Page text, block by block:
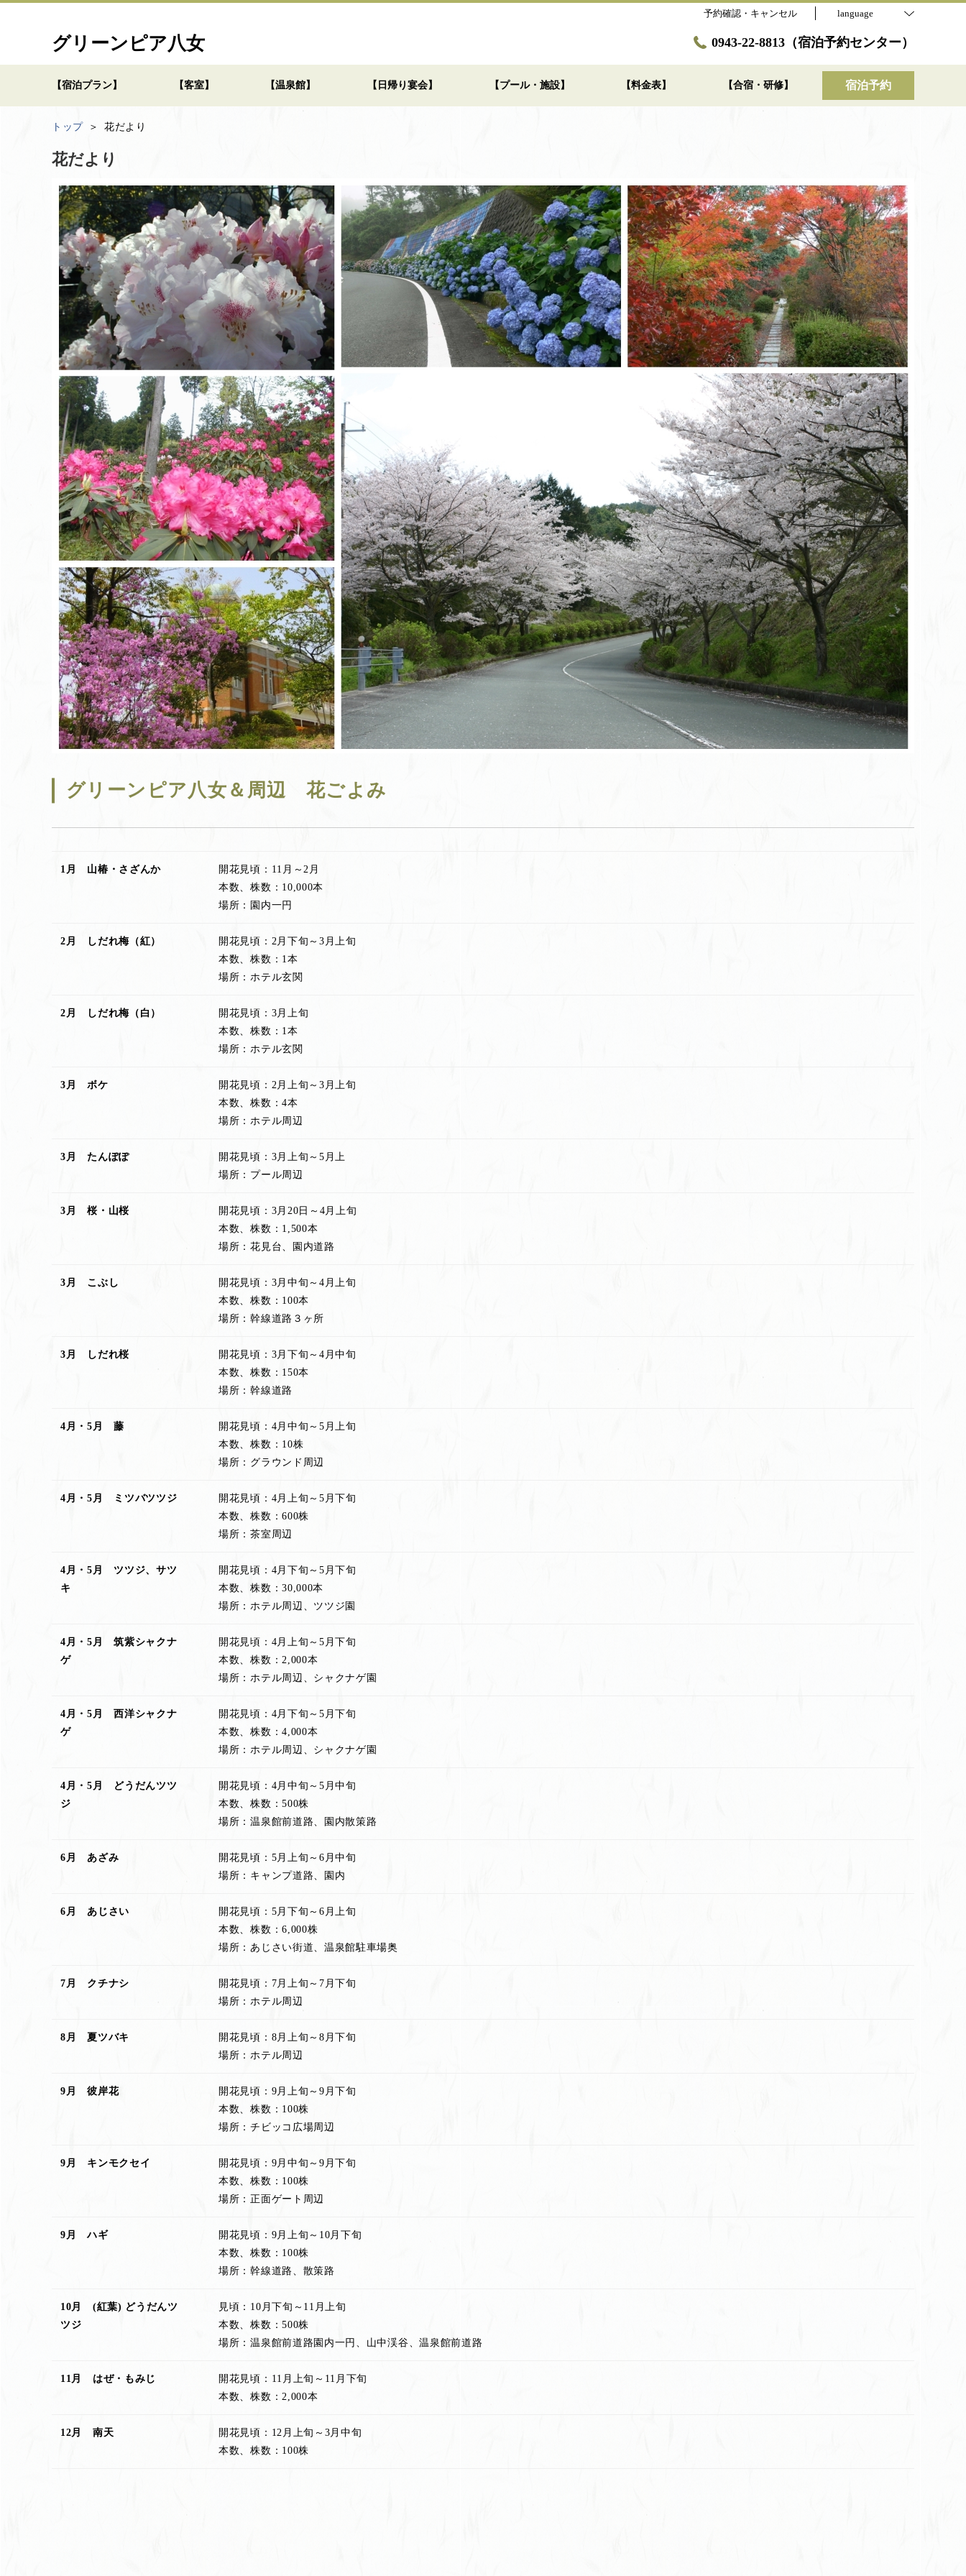
予約確認・キャンセル language
グリーンピア八女 0943-22-8813（宿泊予約センター）
【宿泊プラン】 【客室】 【温泉館】 【日帰り宴会】 【プール・施設】 【料金表】 【合宿・研修】 宿泊予約
トップ 花だより
花だより
グリーンピア八女＆周辺 花ごよみ
1月 山椿・さざんか
開花見頃：11月～2月
本数、株数：10,000本
場所：園内一円
2月 しだれ梅（紅）
開花見頃：2月下旬～3月上旬
本数、株数：1本
場所：ホテル玄関
2月 しだれ梅（白）
開花見頃：3月上旬
本数、株数：1本
場所：ホテル玄関
3月 ボケ
開花見頃：2月上旬～3月上旬
本数、株数：4本
場所：ホテル周辺
3月 たんぽぽ
開花見頃：3月上旬～5月上
場所：プール周辺
3月 桜・山桜
開花見頃：3月20日～4月上旬
本数、株数：1,500本
場所：花見台、園内道路
3月 こぶし
開花見頃：3月中旬～4月上旬
本数、株数：100本
場所：幹線道路３ヶ所
3月 しだれ桜
開花見頃：3月下旬～4月中旬
本数、株数：150本
場所：幹線道路
4月・5月 藤
開花見頃：4月中旬～5月上旬
本数、株数：10株
場所：グラウンド周辺
4月・5月 ミツバツツジ
開花見頃：4月上旬～5月下旬
本数、株数：600株
場所：茶室周辺
4月・5月 ツツジ、サツ
キ
開花見頃：4月下旬～5月下旬
本数、株数：30,000本
場所：ホテル周辺、ツツジ園
4月・5月 筑紫シャクナ
ゲ
開花見頃：4月上旬～5月下旬
本数、株数：2,000本
場所：ホテル周辺、シャクナゲ園
4月・5月 西洋シャクナ
ゲ
開花見頃：4月下旬～5月下旬
本数、株数：4,000本
場所：ホテル周辺、シャクナゲ園
4月・5月 どうだんツツ
ジ
開花見頃：4月中旬～5月中旬
本数、株数：500株
場所：温泉館前道路、園内散策路
6月 あざみ
開花見頃：5月上旬～6月中旬
場所：キャンプ道路、園内
6月 あじさい
開花見頃：5月下旬～6月上旬
本数、株数：6,000株
場所：あじさい街道、温泉館駐車場奥
7月 クチナシ
開花見頃：7月上旬～7月下旬
場所：ホテル周辺
8月 夏ツバキ
開花見頃：8月上旬～8月下旬
場所：ホテル周辺
9月 彼岸花
開花見頃：9月上旬～9月下旬
本数、株数：100株
場所：チビッコ広場周辺
9月 キンモクセイ
開花見頃：9月中旬～9月下旬
本数、株数：100株
場所：正面ゲート周辺
9月 ハギ
開花見頃：9月上旬～10月下旬
本数、株数：100株
場所：幹線道路、散策路
10月 (紅葉) どうだんツ
ツジ
見頃：10月下旬～11月上旬
本数、株数：500株
場所：温泉館前道路園内一円、山中渓谷、温泉館前道路
11月 はぜ・もみじ
開花見頃：11月上旬～11月下旬
本数、株数：2,000本
12月 南天
開花見頃：12月上旬～3月中旬
本数、株数：100株